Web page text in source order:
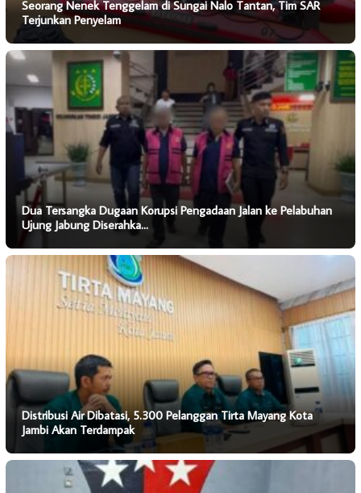
Seorang Nenek Tenggelam di Sungai Nalo Tantan, Tim SAR
Terjunkan Penyelam
Dua Tersangka Dugaan Korupsi Pengadaan Jalan ke Pelabuhan
Ujung Jabung Diserahka…
Distribusi Air Dibatasi, 5.300 Pelanggan Tirta Mayang Kota
Jambi Akan Terdampak